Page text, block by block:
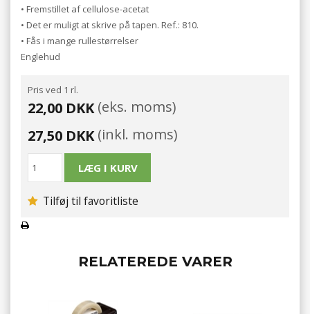
• Fremstillet af cellulose-acetat
• Det er muligt at skrive på tapen. Ref.: 810.
• Fås i mange rullestørrelser
Englehud
Pris ved 1 rl.
22,00 DKK(eks. moms)
27,50 DKK(inkl. moms)
Tilføj til favoritliste
RELATEREDE VARER